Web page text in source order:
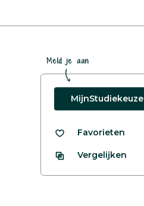
Meld je aan
MijnStudiekeuze
Favorieten
Vergelijken